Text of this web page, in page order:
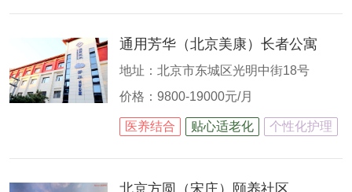
通用芳华（北京美康）长者公寓
地址：北京市东城区光明中街18号
价格：9800-19000元/月
医养结合 贴心适老化 个性化护理